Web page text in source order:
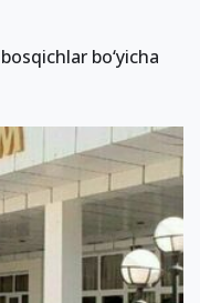
bo‘yicha